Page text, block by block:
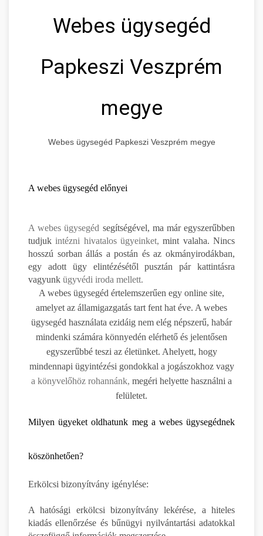
Webes ügysegéd
Papkeszi Veszprém
megye
Webes ügysegéd Papkeszi Veszprém megye
A webes ügysegéd előnyei
A webes ügysegéd segítségével, ma már egyszerűbben
tudjuk intézni hivatalos ügyeinket, mint valaha. Nincs
hosszú sorban állás a postán és az okmányirodákban,
egy adott ügy elintézésétől pusztán pár kattintásra
vagyunk ügyvédi iroda mellett.
A webes ügysegéd értelemszerűen egy online site,
amelyet az államigazgatás tart fent hat éve. A webes
ügysegéd használata ezidáig nem elég népszerű, habár
mindenki számára könnyedén elérhető és jelentősen
egyszerűbbé teszi az életünket. Ahelyett, hogy
mindennapi ügyintézési gondokkal a jogászokhoz vagy
a könyvelőhöz rohannánk, megéri helyette használni a
felületet.
Milyen ügyeket oldhatunk meg a webes ügysegédnek
köszönhetően?
Erkölcsi bizonyítvány igénylése:
A hatósági erkölcsi bizonyítvány lekérése, a hiteles
kiadás ellenőrzése és bűnügyi nyilvántartási adatokkal